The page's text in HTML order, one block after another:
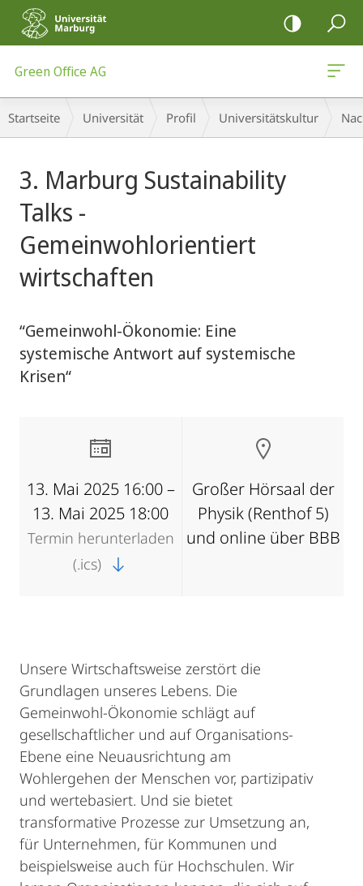
Mobile-
Navigation
Green Office AG
Breadcrumb-
Navigation
Startseite Universität Profil Universitäts­kultur
3. Marburg Sustainability
Talks -
Gemeinwohlorientiert
wirtschaften
“Gemeinwohl-Ökonomie: Eine
systemische Antwort auf systemische
Krisen“
13. Mai 2025 16:00 –
13. Mai 2025 18:00
Termin herunterladen
(.ics)
Großer Hörsaal der
Physik (Renthof 5)
und online über BBB
Unsere Wirtschaftsweise zerstört die
Grundlagen unseres Lebens. Die
Gemeinwohl-Ökonomie schlägt auf
gesellschaftlicher und auf Organisations-
Ebene eine Neuausrichtung am
Wohlergehen der Menschen vor, partizipativ
und wertebasiert. Und sie bietet
transformative Prozesse zur Umsetzung an,
für Unternehmen, für Kommunen und
beispielsweise auch für Hochschulen. Wir